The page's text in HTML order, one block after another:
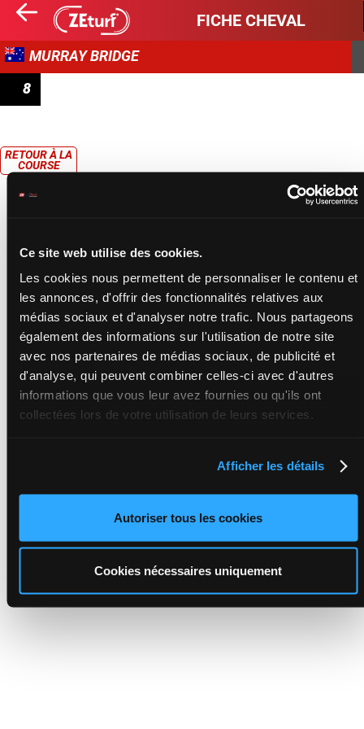
Ce site web utilise des cookies.
Les cookies nous permettent de personnaliser le contenu et
les annonces, d'offrir des fonctionnalités relatives aux
médias sociaux et d'analyser notre trafic. Nous partageons
également des informations sur l'utilisation de notre site
avec nos partenaires de médias sociaux, de publicité et
d'analyse, qui peuvent combiner celles-ci avec d'autres
informations que vous leur avez fournies ou qu'ils ont
collectées lors de votre utilisation de leurs services.
Afficher les détails
Autoriser tous les cookies
Cookies nécessaires uniquement
FICHE CHEVAL
MURRAY BRIDGE
8
RETOUR À LA
COURSE